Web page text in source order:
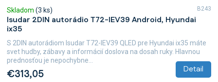
Isudar 2DIN autorádio T72-IEV39 Android, Hyundai
ix35
Skladom (3 ks)
€313,05 Detail
S 2DIN autorádiom Isudar T72-IEV39 QLED pre Hyundai ix35 máte
svet hudby, zábavy a informácií doslova na dosah ruky. Hlavnou
prednosťou je nepochybne...
B243